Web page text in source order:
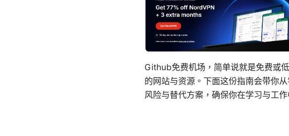
Github免费机场，简单说就是免费或
的网站与资源。下面这份指南会带你
风险与替代方案，确保你在学习与工